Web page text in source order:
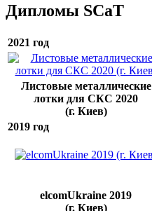
Дипломы SCaT
2021 год
Листовые металлические
лотки для СКС 2020
(г. Киев)
2019 год
elcomUkraine 2019
(г. Киев)